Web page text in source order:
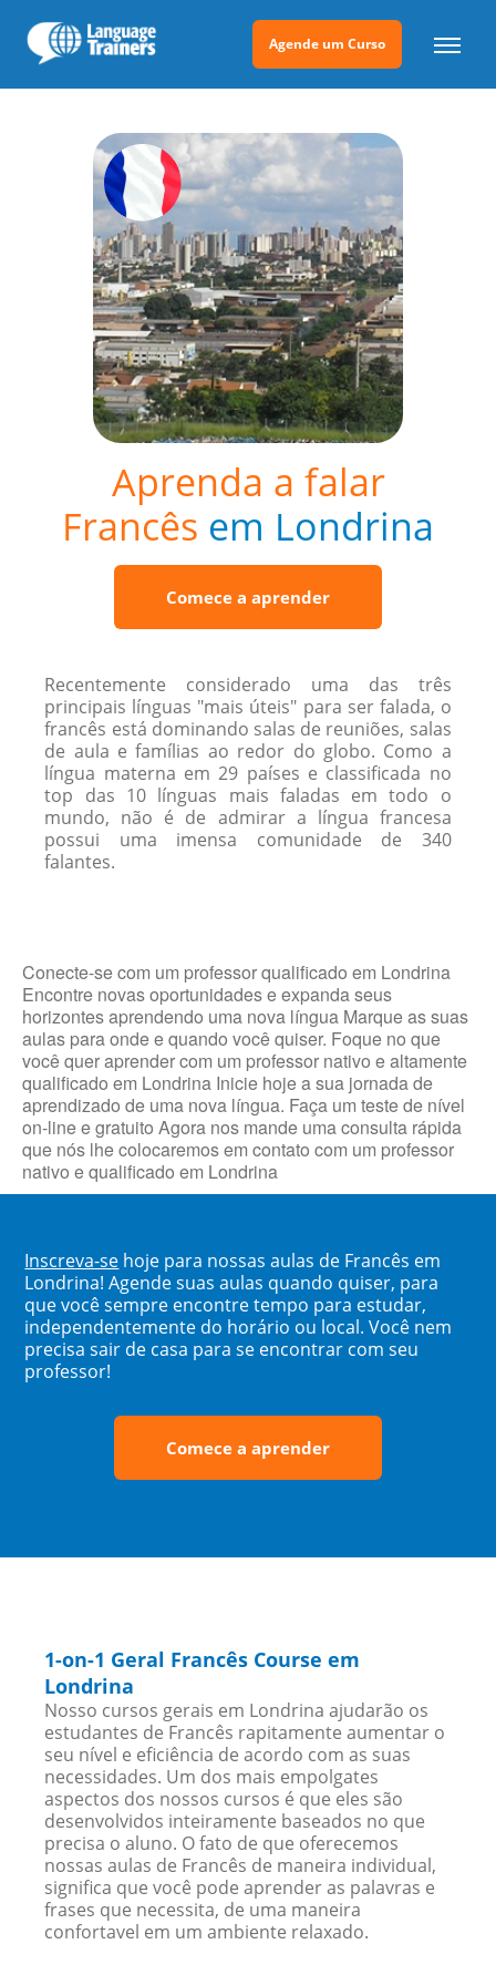
Agende um Curso
Aprenda a falar
Francês em Londrina
Comece a aprender
Recentemente considerado uma das três
principais línguas "mais úteis" para ser falada, o
francês está dominando salas de reuniões, salas
de aula e famílias ao redor do globo. Como a
língua materna em 29 países e classificada no
top das 10 línguas mais faladas em todo o
mundo, não é de admirar a língua francesa
possui uma imensa comunidade de 340
falantes.
Conecte-se com um professor qualificado em Londrina
Encontre novas oportunidades e expanda seus
horizontes aprendendo uma nova língua Marque as suas
aulas para onde e quando você quiser. Foque no que
você quer aprender com um professor nativo e altamente
qualificado em Londrina Inicie hoje a sua jornada de
aprendizado de uma nova língua. Faça um teste de nível
on-line e gratuito Agora nos mande uma consulta rápida
que nós lhe colocaremos em contato com um professor
nativo e qualificado em Londrina
Inscreva-se hoje para nossas aulas de Francês em
Londrina! Agende suas aulas quando quiser, para
que você sempre encontre tempo para estudar,
independentemente do horário ou local. Você nem
precisa sair de casa para se encontrar com seu
professor!
Comece a aprender
1-on-1 Geral Francês Course em
Londrina
Nosso cursos gerais em Londrina ajudarão os
estudantes de Francês rapitamente aumentar o
seu nível e eficiência de acordo com as suas
necessidades. Um dos mais empolgates
aspectos dos nossos cursos é que eles são
desenvolvidos inteiramente baseados no que
precisa o aluno. O fato de que oferecemos
nossas aulas de Francês de maneira individual,
significa que você pode aprender as palavras e
frases que necessita, de uma maneira
confortavel em um ambiente relaxado.